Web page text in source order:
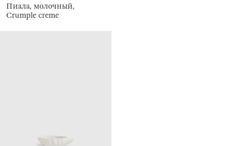
Пиала, молочный,
Crumple creme